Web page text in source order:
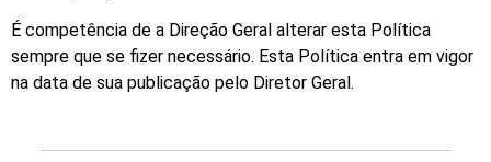
É competência de a Direção Geral alterar esta Política
sempre que se fizer necessário. Esta Política entra em vigor
na data de sua publicação pelo Diretor Geral.